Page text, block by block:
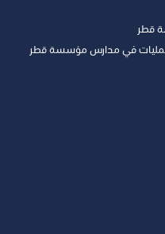
قطر
في مدارس مؤسسة قطر